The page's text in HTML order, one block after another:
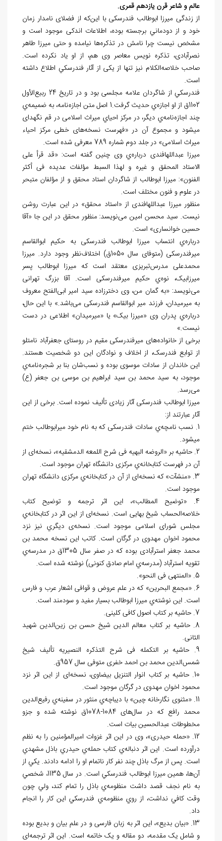
عالم و شاعر قرن يازدهم قمری.
از زندگی میرزا ابوطالب فندرسکی با این‌که از فضلای نامدار زمان
خود و از دودماني برجسته بوده، اطلاعات اندکی موجود است و
مشخص نیست چرا نامش در تذکره‌ها نيامده و حتی میرزا طاهر
نصرآبادی، تذکره نویس معاصر وی هم، از او یاد نکرده است.
صاحب خلاصه‌الکلام نیز تنها از یکی از آثار فندرسكي اطلاع داشته
است.
فندرسكي از شاگردان علامه مجلسی بود و در تاريخ 24 ربيع‌الأول
1102ق از او اجازه‌ي حدیث گرفت.1 اصل متن اجازه‌نامه‌، به ضمیمه‌ي
چند اجازه‌نامه‌ي دیگر، در مرکز احیاي میراث اسلامی در قم نگهدای
می‏شود و مجموع آن در «فهرست نسخه‌های خطی مرکز احیاء
میراث اسلامی» در جلد دوم شماره 789 معرفی شده است.
میرزا عبدالله‏افندی درباره‌ي وی چنین گفته است: «قد قرأ علی
الاستاد المحقق و غیره و لهذا السبط مؤلفات عدیده فی أکثر
الفنون»: میرزا ابوطالب از شاگردان استاد محقق و از مؤلفان متبحر
در علوم و فنون مختلف است.
منظور میرزا عبدالله‏افندی از «استاد محقق» در این عبارت روشن
نیست. سید محسن امین می‌نویسد: منظور محقق در این جا «آقا
حسین خوانساری» است.
درباره‌ي انتساب میرزا ابوطالب فندرسکی به حکیم ابوالقاسم
میرفندرسکی (متوفای سال 1050ق) اختلاف‌نظر وجود دارد. میرزا
محمدعلی مدرس‌تبریزی معتقد است که میرزا ابوطالب پسر
میرزابیک، نوه‌ي حکیم میرفندرسکی است. آقا بزرگ تهرانی
می‌نویسد: «به گمان من، وی دخترزاده سید امیر ابی‌الفتح معروف
به میرمیدان، فرزند میر ابوالقاسم فندرسکی می‌باشد.» با این حال،
درباره‌ي پدران وی «میرزا بیک» یا «میرمیدان» اطلاعی در دست
نیست.»
برخی از خانواده‌های میرفندرسکی مقیم در روستای جعفرآباد نامتلو
از توابع فندرسک، از اخلاف و نوادگان این دو شخصیت هستند.
این خاندان از سادات موسوی بوده و نسب‌شان بنا بر شجره‌نامه‌ي
موجود، به سید محمد بن سید ابراهیم بن موسی بن جعفر (ع)
می‌‌رسد.
میرزا ابوطالب فندرسکی آثار زیادی تألیف نموده است. برخی از اين
آثار عبارتند از:
1. نسب نامچه‌ي سادات فندرسکی که به نام خود میرابوطالب ختم
می‏شود.
2. حاشیه بر «الروضه البهیه فی شرح اللمعه الدمشقیه»، نسخه‌ای از
آن در فهرست کتابخانه‌ي مرکزی دانشگاه تهران موجود است.
3. «منشآت» كه نسخه‌ای از آن در کتابخانه‌ي مرکزی دانشگاه تهران
موجود است.
4. «توضیح المطالب»، این اثر ترجمه و توضیح کتاب
خلاصه‌الحساب شيخ بهایی است. نسخه‌ای از این اثر در کتابخانه‌ي
مجلس شورای اسلامی موجود است. نسخه‌ی دیگري نيز نزد
محمود اخوان مهدوی در گرگان است. کاتب این نسخه محمد بن
محمد جعفر استرآبادی بوده که در صفر سال 1305ق در مدرسه‌ي
تقویه استرآباد (مدرسه‌ي امام صادق کنونی) نوشته شده است.
5. «المنتهی فی النحو».
6. «مجمع البحرین» كه در علم عروض و قوافی اشعار عرب و فارس
است. این نوشته‌ي میرزا ابوطالب بسیار مفید و سودمند است.
7. حاشیه بر کتاب اصول کافی کلینی.
8. حاشیه بر کتاب معالم الدین شیخ حسن بن زین‌الدین شهید
الثانی.
9. حاشیه بر التکمله فی شرح التذکره النصیریه تألیف شیخ
شمس‌الدین محمد بن احمد خفری متوفی سال 957ق.
10. حاشیه بر کتاب انوار التنزیل بیضاوی، نسخه‌ای از این اثر نزد
محمود اخوان مهدوی در گرگان موجود است.
11. «مثنوی نگارخانه چین» با دیباچه‌ي منثور در سفینه‌ي رفیع‌الدین
محمد رافع که در سال‌های 1084-1078ق نوشته شده و جزو
مخطوطات عبدالحسین بیات است.
12. «حمله حیدری»، وی در این اثر غزوات امیرالمؤمنین را به نظم
درآورده است. اين اثر دنباله‌ي كتاب حمله‌ي حيدري باذل مشهدي
است. پس از مرگ باذل چند نفر كار ناتمام او را ادامه دادند. يكي از
آن‌ها، همين ميرزا ابوطالب فندرسكي است. در سال 1135، شخصي
به نام نجف قصد داشت منظومه‌ي باذل را تمام كند، ولي چون
وقت كافي نداشت، از روي منظومه‌ي فندرسكي اين كار را انجام
داد.
13. «بیان بدیع»، این اثر به زبان فارسی و در علم بیان و بدیع بوده
و شامل یک مقدمه، دو مقاله و یک خاتمه است. این اثر ترجمه‌ای